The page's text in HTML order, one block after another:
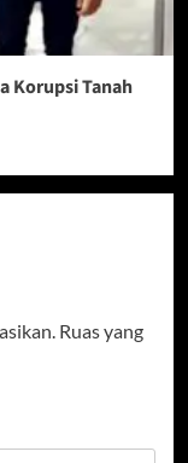
Korupsi Tanah
Ruas yang